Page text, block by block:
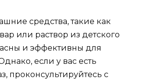
средства, такие как
или раствор из детского
и эффективны для
если у вас есть
проконсультируйтесь с